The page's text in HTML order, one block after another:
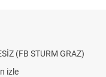
(FB STURM GRAZ)
izle